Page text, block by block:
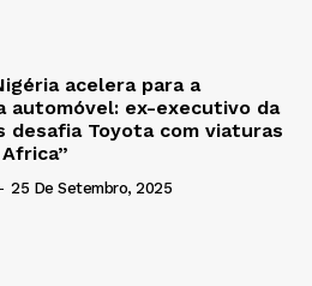
acelera para a
automóvel: ex-executivo da
desafia Toyota com viaturas
- 25 De Setembro, 2025